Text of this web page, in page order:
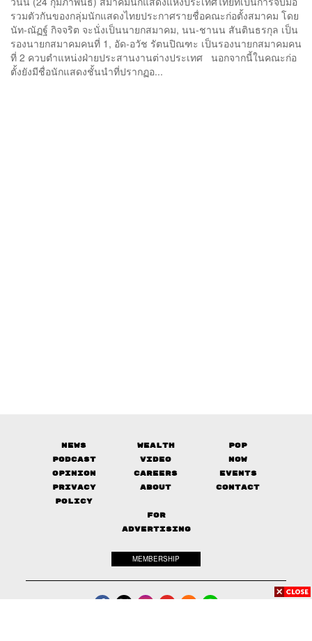
รวมตัวกันของกลุ่มนักแสดงไทยประกาศรายชื่อคณะก่อตั้งสมาคม โดย
นัท-ณัฏฐ์ กิจจริต จะนั่งเป็นนายกสมาคม, นน-ชานน สันตินธรกุล เป็น
รองนายกสมาคมคนที่ 1, อัด-อวัช รัตนปิณฑะ เป็นรองนายกสมาคมคน
ที่ 2 ควบตำแหน่งฝ่ายประสานงานต่างประเทศ นอกจากนี้ในคณะก่อ
ตั้งยังมีชื่อนักแสดงชั้นนำที่ปรากฏอ...
News Wealth
Pop
Podcast
Video
Now
Opinion
Careers
Events
Privacy
Policy
About Contact
FOR
ADVERTISING
MEMBERSHIP